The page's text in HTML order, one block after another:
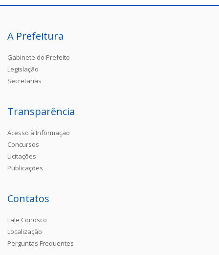
A Prefeitura
Gabinete do Prefeito
Legislação
Secretarias
Transparência
Acesso à Informação
Concursos
Licitações
Publicações
Contatos
Fale Conosco
Localização
Perguntas Frequentes